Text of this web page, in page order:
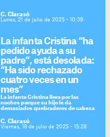
C. Clarasó
Lunes, 21 de julio de 2025 - 10:39
La infanta Cristina “ha
pedido ayuda a su
padre”, está desolada:
“Ha sido rechazado
cuatro veces en un
mes”
La infanta Cristina llora por las
noches porque su hijo le da
demasiados quebraderos de cabeza
C. Clarasó
Viernes, 18 de julio de 2025 - 15:28